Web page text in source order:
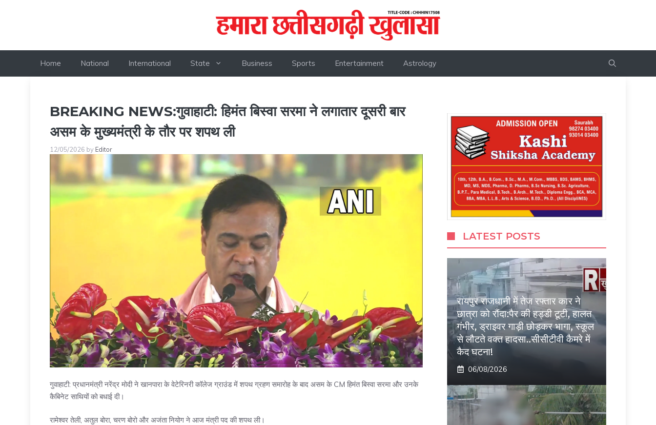
Home National International State Business Sports Entertainment Astrology
BREAKING NEWS:गुवाहाटी: हिमंत बिस्वा सरमा ने लगातार दूसरी बार
असम के मुख्यमंत्री के तौर पर शपथ ली
12/05/2026 by Editor
गुवाहाटी: प्रधानमंत्री नरेंद्र मोदी ने खानपारा के वेटेरिनरी कॉलेज ग्राउंड में शपथ ग्रहण समारोह के बाद असम के CM हिमंत बिस्वा सरमा और उनके
कैबिनेट साथियों को बधाई दी।
रामेश्वर तेली, अतुल बोरा, चरण बोरो और अजंता नियोग ने आज मंत्री पद की शपथ ली।
LATEST POSTS
रायपुर राजधानी में तेज रफ्तार कार ने
छात्रा को रौंदा:पैर की हड्डी टूटी, हालत
गंभीर, ड्राइवर गाड़ी छोड़कर भागा, स्कूल
से लौटते वक्त हादसा..सीसीटीवी कैमरे में
कैद घटना!
06/08/2026